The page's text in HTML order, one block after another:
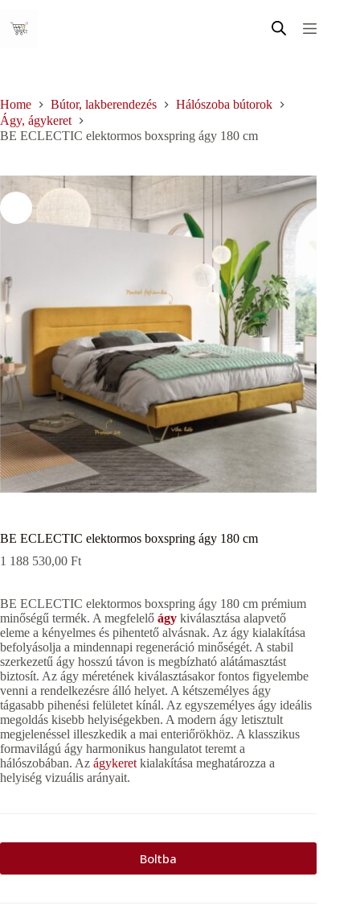
content
Home Bútor, lakberendezés
Hálószoba bútorok
Ágy, ágykeret
BE ECLECTIC elektormos boxspring ágy 180 cm
BE ECLECTIC elektormos boxspring ágy 180 cm
1 188 530,00 Ft
BE ECLECTIC elektormos boxspring ágy 180 cm prémium
minőségű termék. A megfelelő ágy kiválasztása alapvető
eleme a kényelmes és pihentető alvásnak. Az ágy kialakítása
befolyásolja a mindennapi regeneráció minőségét. A stabil
szerkezetű ágy hosszú távon is megbízható alátámasztást
biztosít. Az ágy méretének kiválasztásakor fontos figyelembe
venni a rendelkezésre álló helyet. A kétszemélyes ágy
tágasabb pihenési felületet kínál. Az egyszemélyes ágy ideális
megoldás kisebb helyiségekben. A modern ágy letisztult
megjelenéssel illeszkedik a mai enteriőrökhöz. A klasszikus
formavilágú ágy harmonikus hangulatot teremt a
hálószobában. Az ágykeret kialakítása meghatározza a
helyiség vizuális arányait.
Boltba